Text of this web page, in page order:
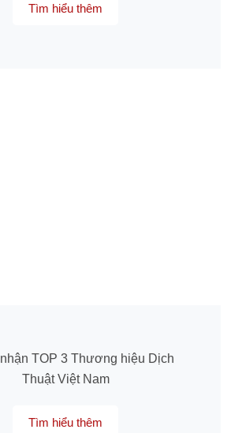
Tìm hiểu thêm
TOP 3 Thương hiệu Dịch
Thuật Việt Nam
Tìm hiểu thêm